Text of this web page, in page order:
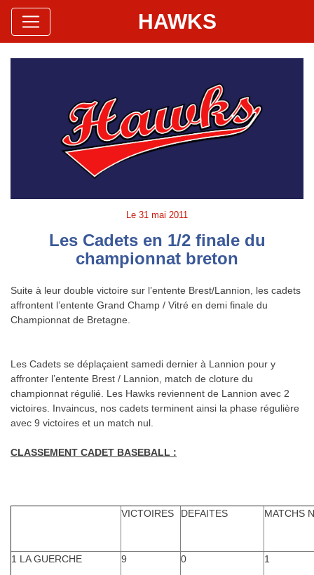
Hawks Baseball Softball
Site Officiel HAWKS
Le 31 mai 2011
Les Cadets en 1/2 finale du
championnat breton
Suite à leur double victoire sur l’entente Brest/Lannion, les cadets
affrontent l’entente Grand Champ / Vitré en demi finale du
Championnat de Bretagne.
Les Cadets se déplaçaient samedi dernier à Lannion pour y
affronter l’entente Brest / Lannion, match de cloture du
championnat régulié. Les Hawks reviennent de Lannion avec 2
victoires. Invaincus, nos cadets terminent ainsi la phase régulière
avec 9 victoires et un match nul.
CLASSEMENT CADET BASEBALL :
VICTOIRES DEFAITES MATCHS
1 LA GUERCHE 9 0 1